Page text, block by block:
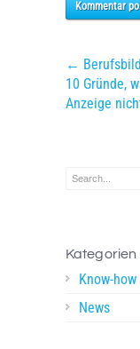
Kommentar
←
10 Gründe,
Anzeige
Kategorien
Know-how
News